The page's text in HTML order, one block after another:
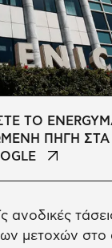
ΤΟ
ΠΗΓΗ
ανοδικές
μετοχών στο